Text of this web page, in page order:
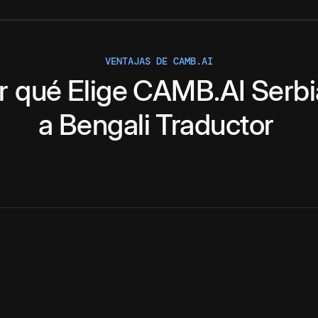
VENTAJAS DE CAMB.AI
qué EligeCAMB.AI
a Bengali Traductor